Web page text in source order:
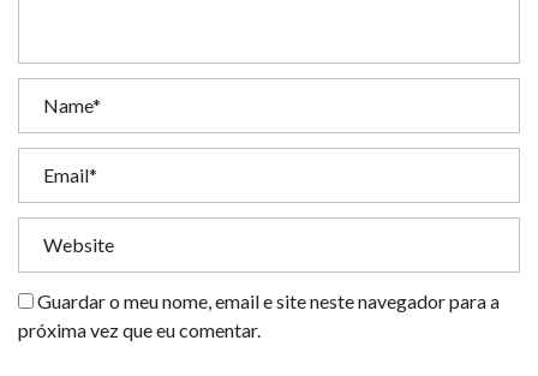
Guardar o meu nome, email e site neste navegador para a
próxima vez que eu comentar.